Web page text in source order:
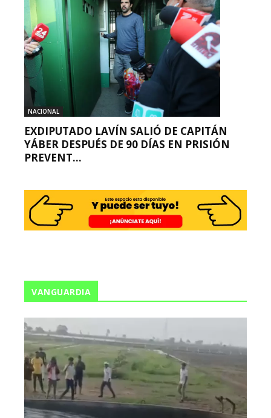
NACIONAL
EXDIPUTADO LAVÍN SALIÓ DE CAPITÁN
YÁBER DESPUÉS DE 90 DÍAS EN PRISIÓN
PREVENT...
VANGUARDIA